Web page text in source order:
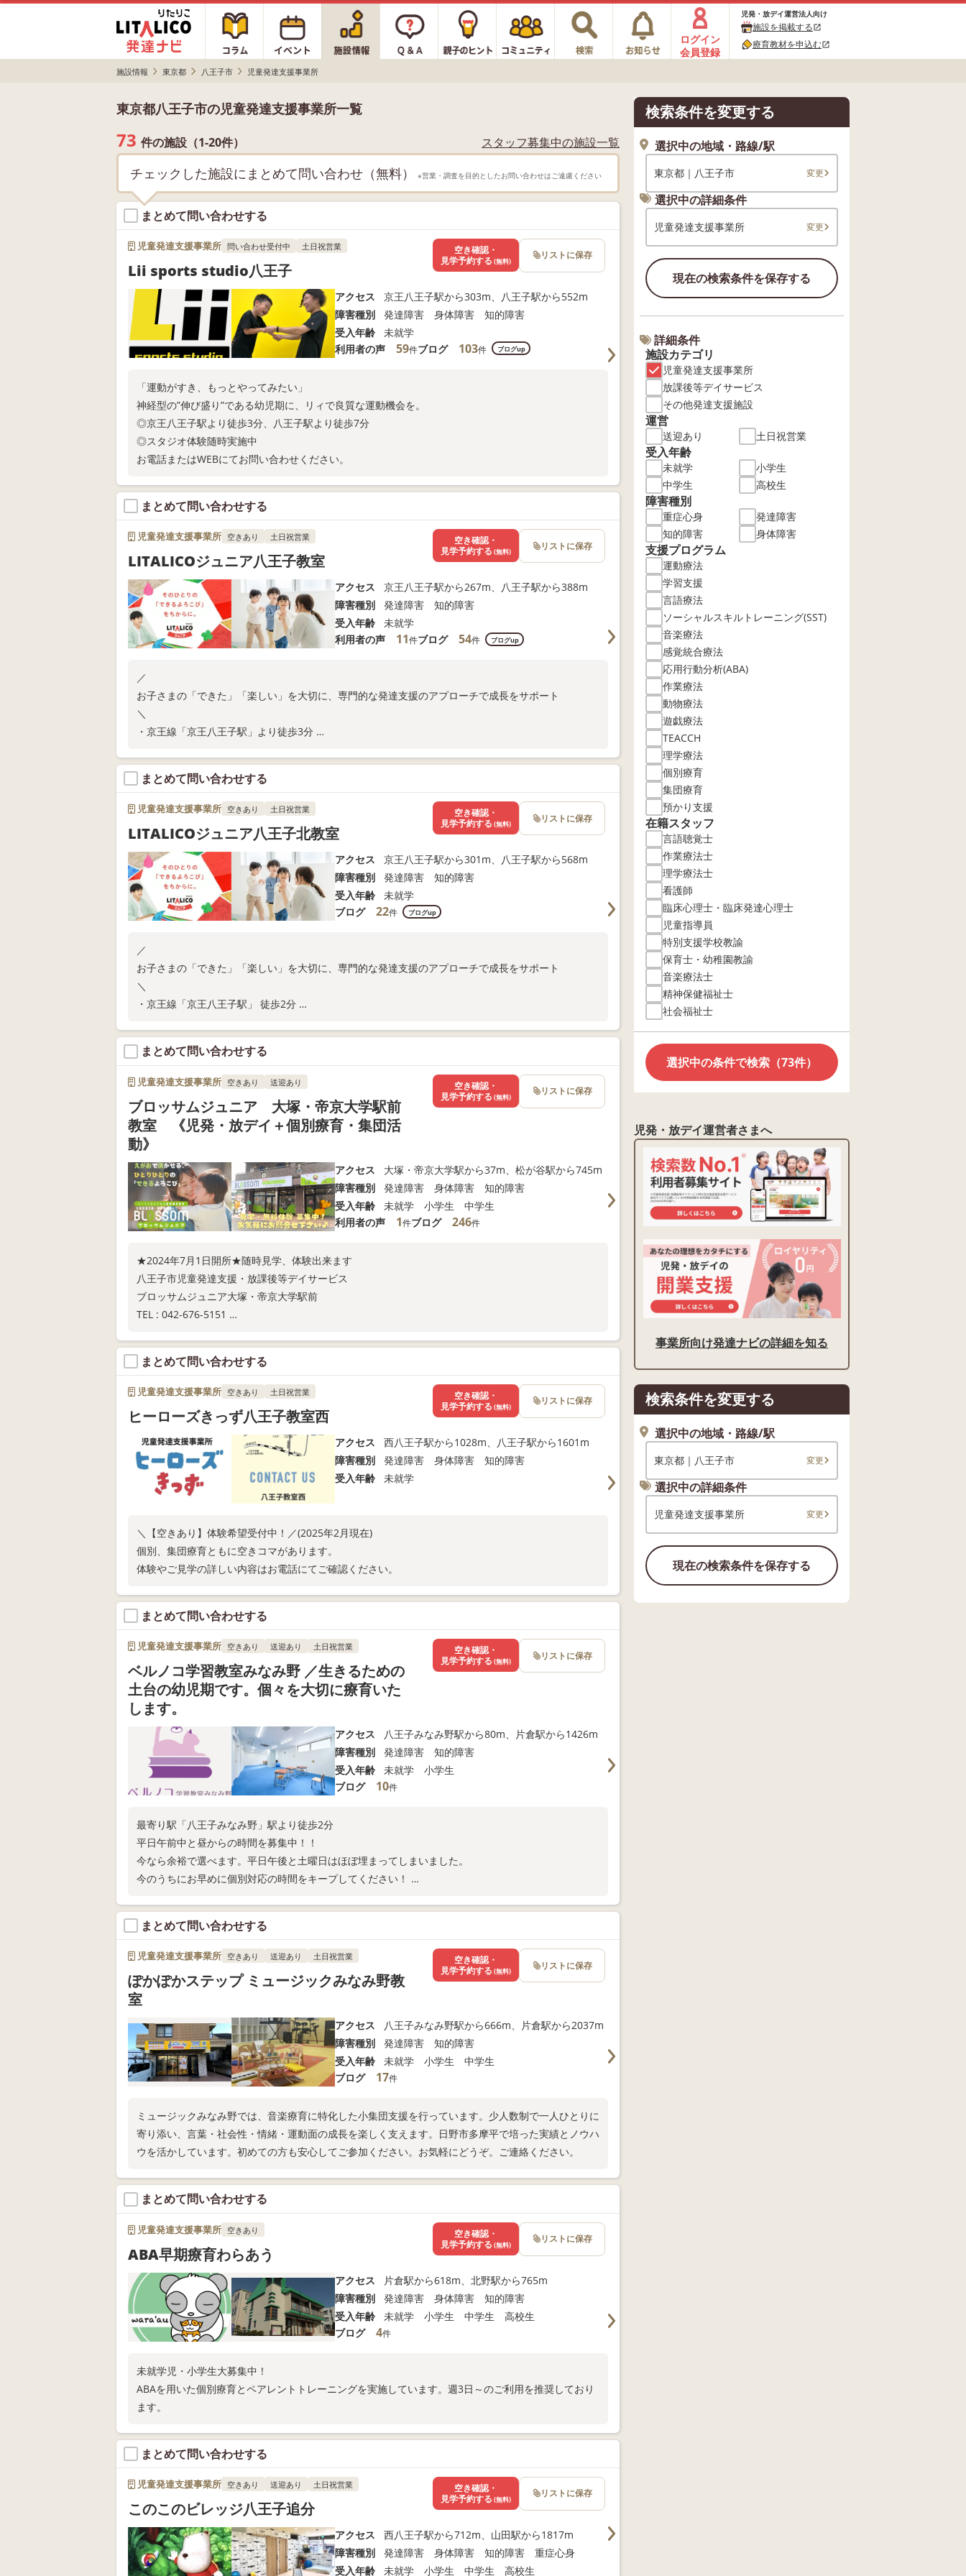
ログイン
会員登録
児発・放デイ運営法人向け
施設を掲載するopen_in_new
療育教材を申込むopen_in_new
施設情報 東京都 八王子市 児童発達支援事業所
東京都八王子市の児童発達支援事業所一覧
73 件の施設（1-20件） スタッフ募集中の施設一覧
チェックした施設にまとめて問い合わせ（無料） ※営業・調査を目的としたお問い合わせはご遠慮ください
まとめて問い合わせする
児童発達支援事業所 問い合わせ受付中 土日祝営業
Lii sports studio八王子
アクセス
京王八王子駅から303m、八王子駅から552m
障害種別
発達障害 身体障害 知的障害
受入年齢
未就学
利用者の声
59件ブログ 103件 ブログup
「運動がすき、もっとやってみたい」
神経型の”伸び盛り”である幼児期に、リィで良質な運動機会を。
◎京王八王子駅より徒歩3分、八王子駅より徒歩7分
◎スタジオ体験随時実施中
お電話またはWEBにてお問い合わせください。
空き確認・
見学予約する (無料) リストに保存
まとめて問い合わせする
児童発達支援事業所 空きあり 土日祝営業
LITALICOジュニア八王子教室
アクセス
京王八王子駅から267m、八王子駅から388m
障害種別
発達障害 知的障害
受入年齢
未就学
利用者の声
11件ブログ 54件 ブログup
／
お子さまの「できた」「楽しい」を大切に、専門的な発達支援のアプローチで成長をサポート
＼
・京王線「京王八王子駅」より徒歩3分
・保育所等訪問支援
教室の空き状況や無料体験については、以下よりお問い合わせください！
空き確認・
見学予約する (無料) リストに保存
まとめて問い合わせする
児童発達支援事業所 空きあり 土日祝営業
LITALICOジュニア八王子北教室
アクセス
京王八王子駅から301m、八王子駅から568m
障害種別
発達障害 知的障害
受入年齢
未就学
ブログ
22件 ブログup
／
お子さまの「できた」「楽しい」を大切に、専門的な発達支援のアプローチで成長をサポート
＼
・京王線「京王八王子駅」 徒歩2分
・保育所等訪問支援
教室の空き状況や無料体験については、以下よりお問い合わせください！
空き確認・
見学予約する (無料) リストに保存
まとめて問い合わせする
児童発達支援事業所 空きあり 送迎あり
ブロッサムジュニア 大塚・帝京大学駅前
教室 《児発・放デイ＋個別療育・集団活
動》
アクセス
大塚・帝京大学駅から37m、松が谷駅から745m
障害種別
発達障害 身体障害 知的障害
受入年齢
未就学 小学生 中学生
利用者の声
1件ブログ 246件
★2024年7月1日開所★随時見学、体験出来ます
八王子市児童発達支援・放課後等デイサービス
ブロッサムジュニア大塚・帝京大学駅前
TEL : 042-676-5151
空き確認・
見学予約する (無料) リストに保存
まとめて問い合わせする
児童発達支援事業所 空きあり 土日祝営業
ヒーローズきっず八王子教室西
アクセス
西八王子駅から1028m、八王子駅から1601m
障害種別
発達障害 身体障害 知的障害
受入年齢
未就学
＼【空きあり】体験希望受付中！／(2025年2月現在)
個別、集団療育ともに空きコマがあります。
体験やご見学の詳しい内容はお電話にてご確認ください。
空き確認・
見学予約する (無料) リストに保存
まとめて問い合わせする
児童発達支援事業所 空きあり 送迎あり 土日祝営業
ベルノコ学習教室みなみ野 ／生きるための
土台の幼児期です。個々を大切に療育いた
します。
アクセス
八王子みなみ野駅から80m、片倉駅から1426m
障害種別
発達障害 知的障害
受入年齢
未就学 小学生
ブログ
10件
最寄り駅「八王子みなみ野」駅より徒歩2分
平日午前中と昼からの時間を募集中！！
今なら余裕で選べます。平日午後と土曜日はほぼ埋まってしまいました。
今のうちにお早めに個別対応の時間をキープしてください！
空き確認・
見学予約する (無料) リストに保存
まとめて問い合わせする
児童発達支援事業所 空きあり 送迎あり 土日祝営業
ぽかぽかステップ ミュージックみなみ野教
室
アクセス
八王子みなみ野駅から666m、片倉駅から2037m
障害種別
発達障害 知的障害
受入年齢
未就学 小学生 中学生
ブログ
17件
ミュージックみなみ野では、音楽療育に特化した小集団支援を行っています。少人数制で一人ひとりに
寄り添い、言葉・社会性・情緒・運動面の成長を楽しく支えます。日野市多摩平で培った実績とノウハ
ウを活かしています。初めての方も安心してご参加ください。お気軽にどうぞ。ご連絡ください。
空き確認・
見学予約する (無料) リストに保存
まとめて問い合わせする
児童発達支援事業所 空きあり
ABA早期療育わらあう
アクセス
片倉駅から618m、北野駅から765m
障害種別
発達障害 身体障害 知的障害
受入年齢
未就学 小学生 中学生 高校生
ブログ
4件
未就学児・小学生大募集中！
ABAを用いた個別療育とペアレントトレーニングを実施しています。週3日～のご利用を推奨しており
ます。
空き確認・
見学予約する (無料) リストに保存
まとめて問い合わせする
児童発達支援事業所 空きあり 送迎あり 土日祝営業
このこのビレッジ八王子追分
アクセス
西八王子駅から712m、山田駅から1817m
障害種別
発達障害 身体障害 知的障害 重症心身
受入年齢
未就学 小学生 中学生 高校生
空き確認・
見学予約する (無料) リストに保存
検索条件を変更する
選択中の地域・路線/駅
東京都｜八王子市 変更
選択中の詳細条件
児童発達支援事業所 変更
現在の検索条件を保存する
詳細条件
施設カテゴリ
児童発達支援事業所
放課後等デイサービス
その他発達支援施設
運営
送迎あり 土日祝営業
受入年齢
未就学
小学生
中学生
高校生
障害種別
重症心身
発達障害
知的障害
身体障害
支援プログラム
運動療法
学習支援
言語療法
ソーシャルスキルトレーニング(SST)
音楽療法
感覚統合療法
応用行動分析(ABA)
作業療法
動物療法
遊戯療法
TEACCH
理学療法
個別療育
集団療育
預かり支援
在籍スタッフ
言語聴覚士
作業療法士
理学療法士
看護師
臨床心理士・臨床発達心理士
児童指導員
特別支援学校教諭
保育士・幼稚園教諭
音楽療法士
精神保健福祉士
社会福祉士
選択中の条件で検索（73件）
児発・放デイ運営者さまへ
事業所向け発達ナビの詳細を知る
検索条件を変更する
選択中の地域・路線/駅
東京都｜八王子市 変更
選択中の詳細条件
児童発達支援事業所 変更
現在の検索条件を保存する